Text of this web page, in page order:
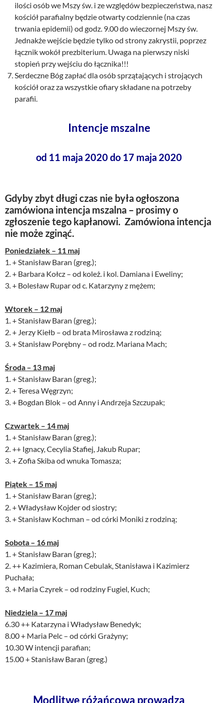
ilości osób we Mszy św. i ze względów bezpieczeństwa, nasz
kościół parafialny będzie otwarty codziennie (na czas
trwania epidemii) od godz. 9.00 do wieczornej Mszy św.
Jednakże wejście będzie tylko od strony zakrystii, poprzez
łącznik wokół prezbiterium. Uwaga na pierwszy niski
stopień przy wejściu do łącznika!!!
Serdeczne Bóg zapłać dla osób sprzątających i strojących
kościół oraz za wszystkie ofiary składane na potrzeby
parafii.
Intencje mszalne
od 11 maja 2020 do 17 maja 2020
Gdyby zbyt długi czas nie była ogłoszona
zamówiona intencja mszalna – prosimy o
zgłoszenie tego kapłanowi. Zamówiona intencja
nie może zginąć.
Poniedziałek – 11 maj
1. + Stanisław Baran (greg.);
2. + Barbara Kołcz – od koleż. i kol. Damiana i Eweliny;
3. + Bolesław Rupar od c. Katarzyny z mężem;
Wtorek – 12 maj
1. + Stanisław Baran (greg.);
2. + Jerzy Kiełb – od brata Mirosława z rodziną;
3. + Stanisław Porębny – od rodz. Mariana Mach;
Środa – 13 maj
1. + Stanisław Baran (greg.);
2. + Teresa Węgrzyn;
3. + Bogdan Blok – od Anny i Andrzeja Szczupak;
Czwartek – 14 maj
1. + Stanisław Baran (greg.);
2. ++ Ignacy, Cecylia Stafiej, Jakub Rupar;
3. + Zofia Skiba od wnuka Tomasza;
Piątek – 15 maj
1. + Stanisław Baran (greg.);
2. + Władysław Kojder od siostry;
3. + Stanisław Kochman – od córki Moniki z rodziną;
Sobota – 16 maj
1. + Stanisław Baran (greg.);
2. ++ Kazimiera, Roman Cebulak, Stanisława i Kazimierz
Puchała;
3. + Maria Czyrek – od rodziny Fugiel, Kuch;
Niedziela – 17 maj
6.30 ++ Katarzyna i Władysław Benedyk;
8.00 + Maria Pelc – od córki Grażyny;
10.30 W intencji parafian;
15.00 + Stanisław Baran (greg.)
Modlitwę różańcową prowadzą